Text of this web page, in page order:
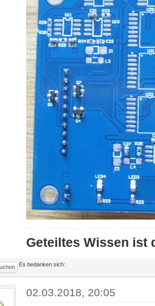
Geteiltes Wissen ist
Es bedanken sich:
02.03.2018, 20:05